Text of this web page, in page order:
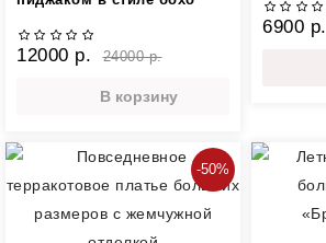
12000 р. 24000 р.
В корзину
6900 р.
-50%